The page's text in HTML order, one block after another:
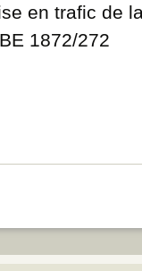
en trafic de
1872/272